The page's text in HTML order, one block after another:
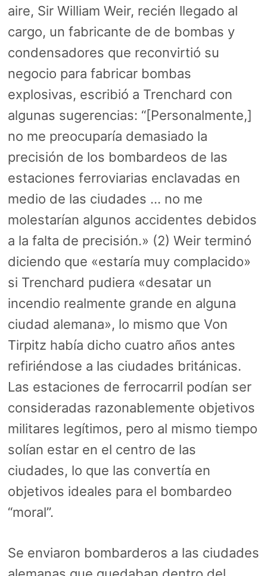
aire, Sir William Weir, recién llegado al
cargo, un fabricante de de bombas y
condensadores que reconvirtió su
negocio para fabricar bombas
explosivas, escribió a Trenchard con
algunas sugerencias: “[Personalmente,]
no me preocuparía demasiado la
precisión de los bombardeos de las
estaciones ferroviarias enclavadas en
medio de las ciudades … no me
molestarían algunos accidentes debidos
a la falta de precisión.» (2) Weir terminó
diciendo que «estaría muy complacido»
si Trenchard pudiera «desatar un
incendio realmente grande en alguna
ciudad alemana», lo mismo que Von
Tirpitz había dicho cuatro años antes
refiriéndose a las ciudades británicas.
Las estaciones de ferrocarril podían ser
consideradas razonablemente objetivos
militares legítimos, pero al mismo tiempo
solían estar en el centro de las
ciudades, lo que las convertía en
objetivos ideales para el bombardeo
“moral”.
Se enviaron bombarderos a las ciudades